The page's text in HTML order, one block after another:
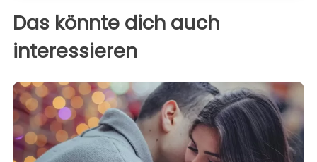
Das könnte dich auch
interessieren